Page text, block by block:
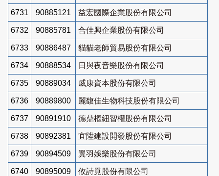
6731 90885121 益宏國際企業股份有限公司
6732 90885781 合佳興企業股份有限公司
6733 90886487 貓貓老師貿易股份有限公司
6734 90888534 日與夜音樂股份有限公司
6735 90889034 威康資本股份有限公司
6736 90889800 麗馥佳生物科技股份有限公司
6737 90891910 德鼎樞紐智權股份有限公司
6738 90892381 宜陞建設開發股份有限公司
6739 90894509 翼羽娛樂股份有限公司
6740 90895009 攸詩覓股份有限公司